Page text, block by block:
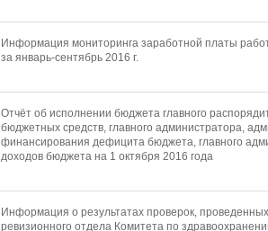
Информация мониторинга заработной платы
за январь-сентябрь 2016 г.
Отчёт об исполнении бюджета главного
бюджетных средств, главного администратора,
финансирования дефицита бюджета, главного
доходов бюджета на 1 октября 2016 года
Информация о результатах проверок,
ревизионного отдела Комитета по